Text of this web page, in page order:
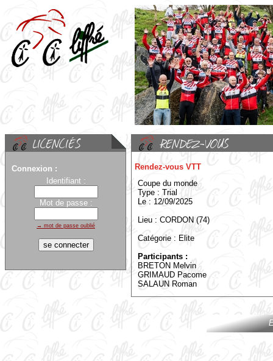
Connexion :
Identifiant :
Mot de passe :
→ mot de passe oublié
Rendez-vous VTT
Coupe du monde
Type : Trial
Le : 12/09/2025
Lieu : CORDON (74)
Catégorie : Elite
Participants :
BRETON Melvin
GRIMAUD Pacome
SALAUN Roman